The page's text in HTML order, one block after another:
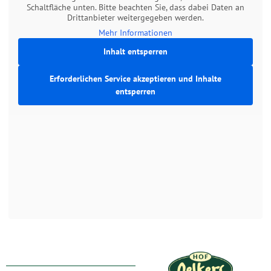
Schaltfläche unten. Bitte beachten Sie, dass dabei Daten an
Drittanbieter weitergegeben werden.
Mehr Informationen
Inhalt entsperren
Erforderlichen Service akzeptieren und Inhalte
entsperren